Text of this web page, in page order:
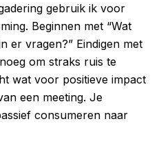
gebruik ik voor
Beginnen met “Wat
er vragen?” Eindigen met
om straks ruis te
wat voor positieve impact
een meeting. Je
consumeren naar